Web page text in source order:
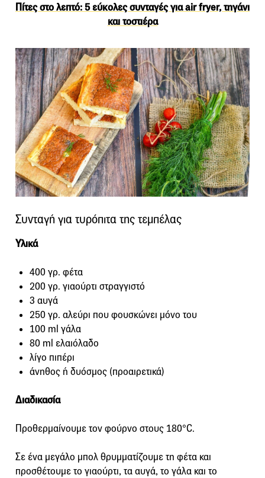
Πίτες στο λεπτό: 5 εύκολες συνταγές για air fryer, τηγάνι
και τοστιέρα
Συνταγή για τυρόπιτα της τεμπέλας
Υλικά
400 γρ. φέτα
200 γρ. γιαούρτι στραγγιστό
3 αυγά
250 γρ. αλεύρι που φουσκώνει μόνο του
100 ml γάλα
80 ml ελαιόλαδο
λίγο πιπέρι
άνηθος ή δυόσμος (προαιρετικά)
Διαδικασία
Προθερμαίνουμε τον φούρνο στους 180°C.
Σε ένα μεγάλο μπολ θρυμματίζουμε τη φέτα και
προσθέτουμε το γιαούρτι, τα αυγά, το γάλα και το